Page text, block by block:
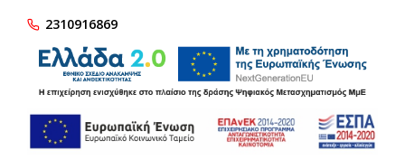
2310916869